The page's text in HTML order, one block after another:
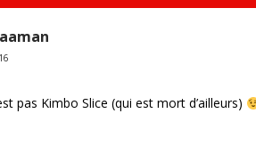
pas Kimbo Slice (qui est mort d’ailleurs)